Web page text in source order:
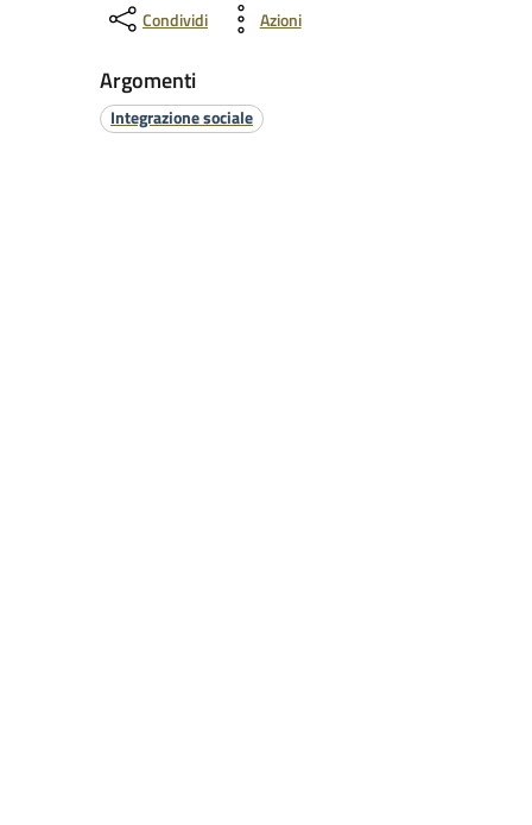
Condividi Azioni
Argomenti
Integrazione sociale